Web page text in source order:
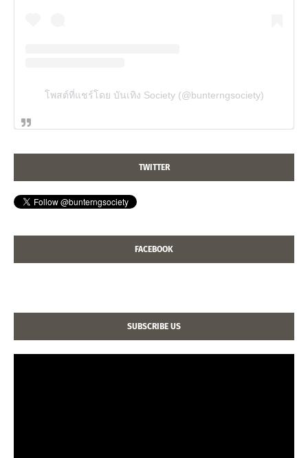
โพสต์ที่แชร์โดย บันเทิง Society (@bunterngsociety)
TWITTER
FACEBOOK
SUBSCRIBE US